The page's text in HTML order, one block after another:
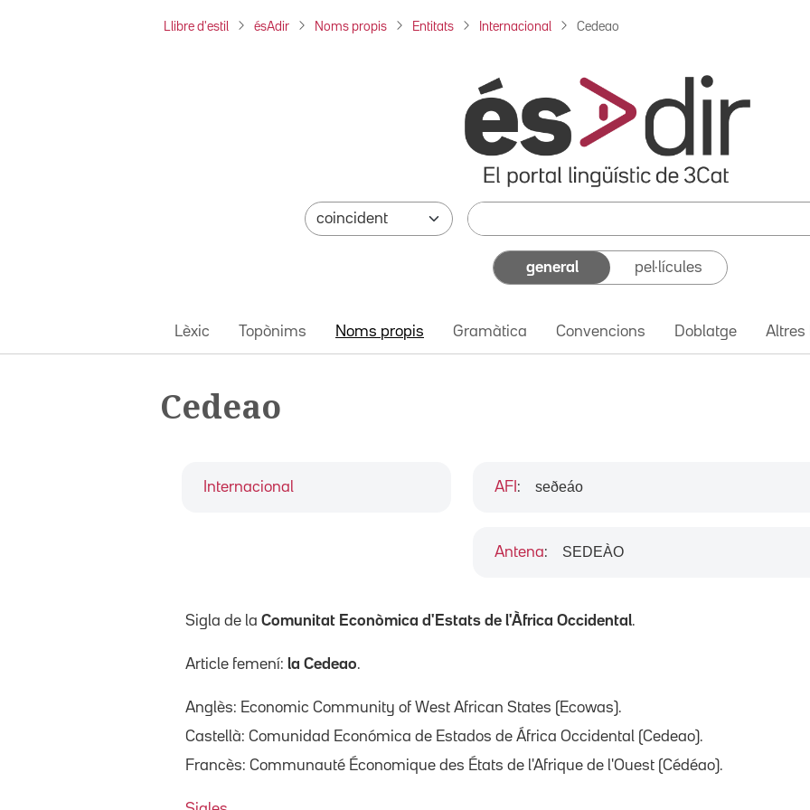
Llibre d'estil ésAdir Noms propis Entitats Internacional Cedeao
general pel·lícules
Lèxic Topònims Noms propis Gramàtica Convencions Doblatge Altres
Cedeao
Internacional AFI : seðeáo
Antena: SEDEÀO
Sigla de la Comunitat Econòmica d'Estats de l'Àfrica Occidental.
Article femení: la Cedeao.
Anglès: Economic Community of West African States (Ecowas).
Castellà: Comunidad Económica de Estados de África Occidental (Cedeao).
Francès: Communauté Économique des États de l'Afrique de l'Ouest (Cédéao).